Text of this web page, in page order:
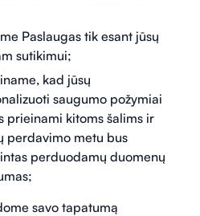
Paslaugas tik esant jūsų
sutikimui;
kad jūsų
saugumo požymiai
prieinami kitoms šalims ir
perdavimo metu bus
perduodamų duomenų
savo tapatumą